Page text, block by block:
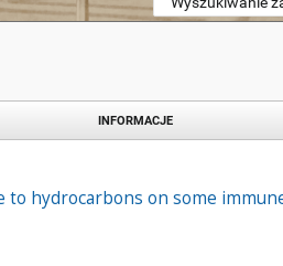
INFORMACJE
to hydrocarbons on some